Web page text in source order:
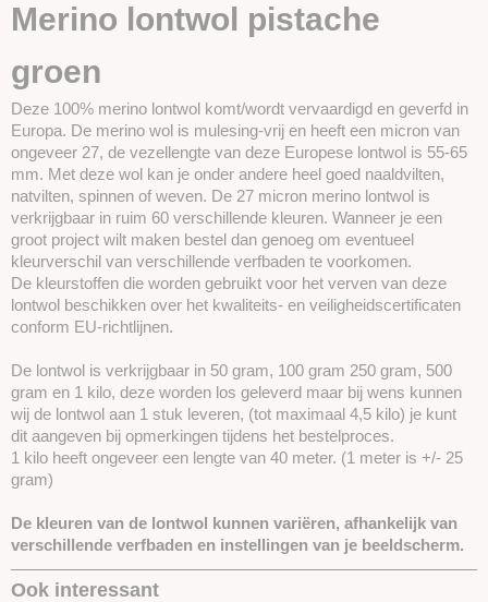
Merino lontwol pistache
groen
Deze 100% merino lontwol komt/wordt vervaardigd en geverfd in
Europa. De merino wol is mulesing-vrij en heeft een micron van
ongeveer 27, de vezellengte van deze Europese lontwol is 55-65
mm. Met deze wol kan je onder andere heel goed naaldvilten,
natvilten, spinnen of weven. De 27 micron merino lontwol is
verkrijgbaar in ruim 60 verschillende kleuren. Wanneer je een
groot project wilt maken bestel dan genoeg om eventueel
kleurverschil van verschillende verfbaden te voorkomen.
De kleurstoffen die worden gebruikt voor het verven van deze
lontwol beschikken over het kwaliteits- en veiligheidscertificaten
conform EU-richtlijnen.
De lontwol is verkrijgbaar in 50 gram, 100 gram 250 gram, 500
gram en 1 kilo, deze worden los geleverd maar bij wens kunnen
wij de lontwol aan 1 stuk leveren, (tot maximaal 4,5 kilo) je kunt
dit aangeven bij opmerkingen tijdens het bestelproces.
1 kilo heeft ongeveer een lengte van 40 meter. (1 meter is +/- 25
gram)
De kleuren van de lontwol kunnen variëren, afhankelijk van
verschillende verfbaden en instellingen van je beeldscherm.
Ook interessant